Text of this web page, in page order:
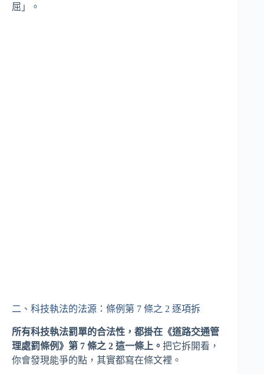
屈」。
二、科技執法的法源：條例第 7 條之 2 逐項拆
所有科技執法罰單的合法性，都掛在《道路交通管
理處罰條例》第 7 條之 2 這一條上。 把它拆開看，
你會發現能爭的點，其實都寫在條文裡。